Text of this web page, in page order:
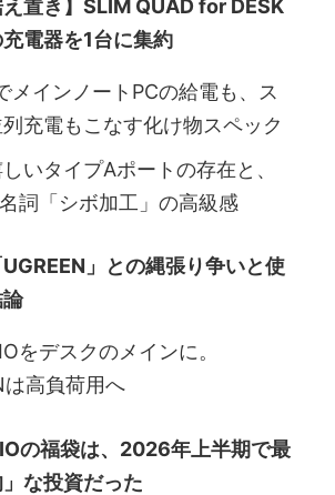
え置き】SLIM QUAD for DESK
電器を1台に集約
メインノートPCの給電も、ス
充電もこなす化け物スペック
いタイプAポートの存在と、
詞「シボ加工」の高級感
」との縄張り争いと使
をデスクのメインに。
は高負荷用へ
の福袋は、2026年上半期で最
な投資だった